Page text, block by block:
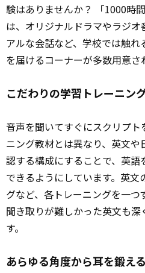
験はありませんか？ 「1000時
は、オリジナルドラマやラジ
アルな会話など、学校では触
を届けるコーナーが多数用意さ
こだわりの学習トレーニン
音声を聞いてすぐにスクリプ
ニング教材とは異なり、英文や
認する構成にすることで、英
できるようにしています。英
グなど、各トレーニングを一
聞き取りが難しかった英文も
す。
あらゆる角度から耳を鍛え